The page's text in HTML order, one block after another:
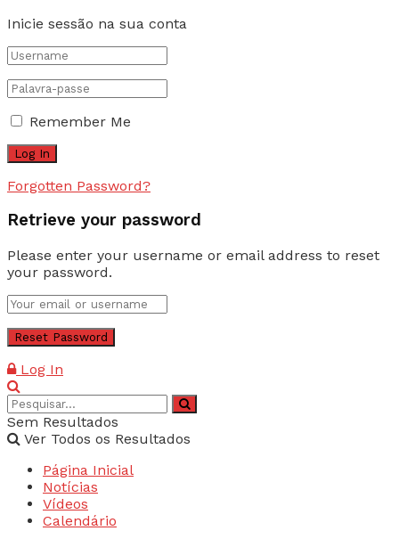
Inicie sessão na sua conta
Remember Me
Forgotten Password?
Retrieve your password
Please enter your username or email address to reset
your password.
Log In
Sem Resultados
Ver Todos os Resultados
Página Inicial
Notícias
Vídeos
Calendário